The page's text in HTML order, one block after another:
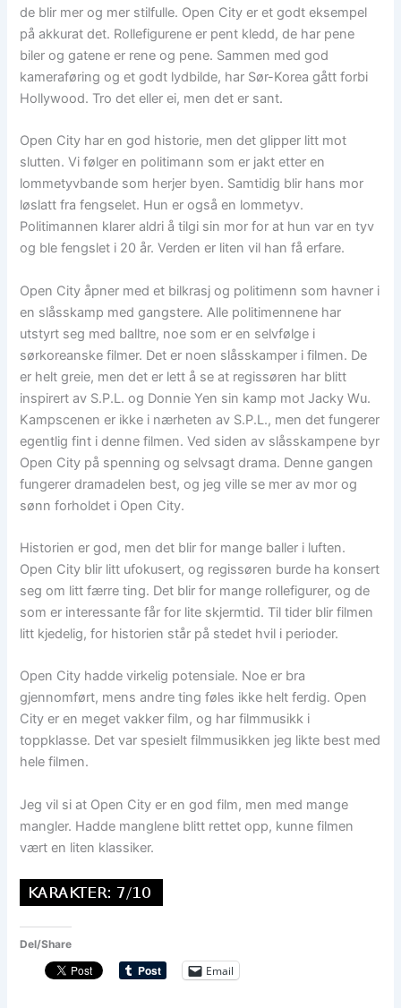
de blir mer og mer stilfulle. Open City er et godt eksempel
på akkurat det. Rollefigurene er pent kledd, de har pene
biler og gatene er rene og pene. Sammen med god
kameraføring og et godt lydbilde, har Sør-Korea gått forbi
Hollywood. Tro det eller ei, men det er sant.
Open City har en god historie, men det glipper litt mot
slutten. Vi følger en politimann som er jakt etter en
lommetyvbande som herjer byen. Samtidig blir hans mor
løslatt fra fengselet. Hun er også en lommetyv.
Politimannen klarer aldri å tilgi sin mor for at hun var en tyv
og ble fengslet i 20 år. Verden er liten vil han få erfare.
Open City åpner med et bilkrasj og politimenn som havner i
en slåsskamp med gangstere. Alle politimennene har
utstyrt seg med balltre, noe som er en selvfølge i
sørkoreanske filmer. Det er noen slåsskamper i filmen. De
er helt greie, men det er lett å se at regissøren har blitt
inspirert av S.P.L. og Donnie Yen sin kamp mot Jacky Wu.
Kampscenen er ikke i nærheten av S.P.L., men det fungerer
egentlig fint i denne filmen. Ved siden av slåsskampene byr
Open City på spenning og selvsagt drama. Denne gangen
fungerer dramadelen best, og jeg ville se mer av mor og
sønn forholdet i Open City.
Historien er god, men det blir for mange baller i luften.
Open City blir litt ufokusert, og regissøren burde ha konsert
seg om litt færre ting. Det blir for mange rollefigurer, og de
som er interessante får for lite skjermtid. Til tider blir filmen
litt kjedelig, for historien står på stedet hvil i perioder.
Open City hadde virkelig potensiale. Noe er bra
gjennomført, mens andre ting føles ikke helt ferdig. Open
City er en meget vakker film, og har filmmusikk i
toppklasse. Det var spesielt filmmusikken jeg likte best med
hele filmen.
Jeg vil si at Open City er en god film, men med mange
mangler. Hadde manglene blitt rettet opp, kunne filmen
vært en liten klassiker.
Del/Share
Email